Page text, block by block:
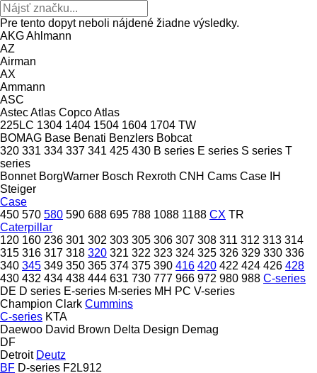
Pre tento dopyt neboli nájdené žiadne výsledky.
AKGAhlmann
AZ
Airman
AX
Ammann
ASC
AstecAtlas CopcoAtlas
225LC 1304 1404 1504 1604 1704 TW
BOMAG Base Benati Benzlers Bobcat
320 331 334 337 341 425 430 B series E series S series T
series
Bonnet BorgWarner Bosch Rexroth CNH Cams Case IH
Steiger
Case
450 570 580 590 688 695 788 1088 1188 CX TR
Caterpillar
120 160 236 301 302 303 305 306 307 308 311 312 313 314
315 316 317 318 320 321 322 323 324 325 326 329 330 336
340 345 349 350 365 374 375 390 416 420 422 424 426 428
430 432 434 438 444 631 730 777 966 972 980 988 C-series
DE D series E-series M-series MH PC V-series
Champion Clark Cummins
C-series KTA
Daewoo David Brown Delta Design Demag
DF
Detroit Deutz
BF D-series F2L912